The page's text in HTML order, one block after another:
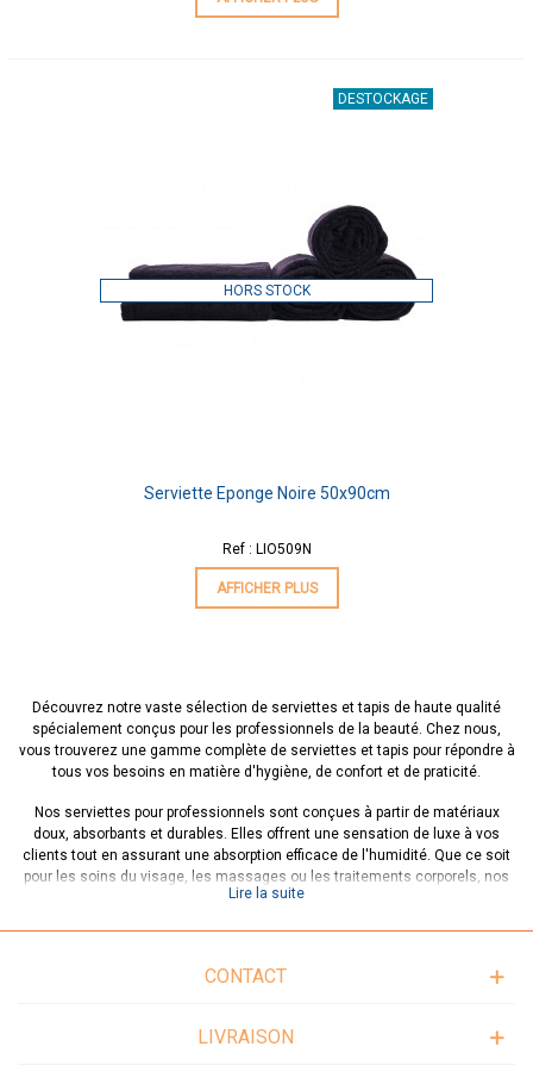
DESTOCKAGE
HORS STOCK
Serviette Eponge Noire 50x90cm
Ref : LIO509N
AFFICHER PLUS
Découvrez notre vaste sélection de serviettes et tapis de haute qualité
spécialement conçus pour les professionnels de la beauté. Chez nous,
vous trouverez une gamme complète de serviettes et tapis pour répondre à
tous vos besoins en matière d'hygiène, de confort et de praticité.
Nos serviettes pour professionnels sont conçues à partir de matériaux
doux, absorbants et durables. Elles offrent une sensation de luxe à vos
clients tout en assurant une absorption efficace de l'humidité. Que ce soit
pour les soins du visage, les massages ou les traitements corporels, nos
serviettes de qualité professionnelle sont indispensables pour garantir une
ajoutent une touche de confort et de praticité à votre espace de travail. Nos
De plus, ils contribuent à maintenir une propreté optimale en protégeant le
Lire la suite
CONTACT
LIVRAISON